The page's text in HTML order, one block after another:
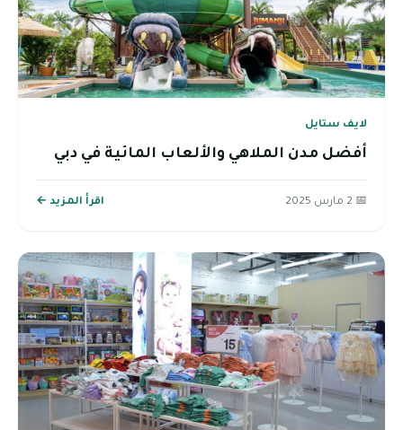
لايف ستايل
أفضل مدن الملاهي والألعاب المائية في دبي
📅 2 مارس 2025 اقرأ المزيد ←